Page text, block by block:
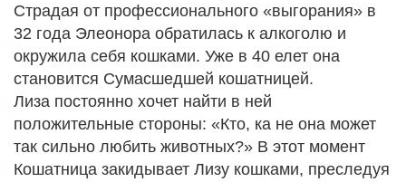
Страдая от профессионального «выгорания» в
32 года Элеонора обратилась к алкоголю и
окружила себя кошками. Уже в 40 елет она
становится Сумасшедшей кошатницей.
Лиза постоянно хочет найти в ней
положительные стороны: «Кто, ка не она может
так сильно любить животных?» В этот момент
Кошатница закидывает Лизу кошками, преследуя